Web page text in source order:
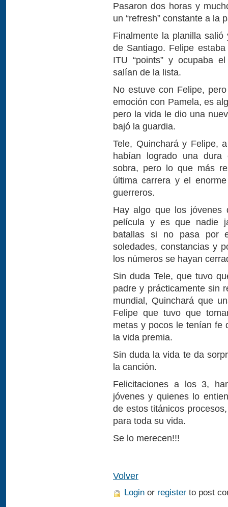
Pasaron dos horas y
un “refresh” constante a la
Finalmente la planilla
de Santiago. Felipe
ITU “points” y ocupaba
salían de la lista.
No estuve con Felipe,
emoción con Pamela, es
pero la vida le dio una
bajó la guardia.
Tele, Quinchará y Felipe,
habían logrado una
sobra, pero lo que más
última carrera y el
guerreros.
Hay algo que los jóvenes
película y es que nadie
batallas si no pasa por
soledades, constancias y
los números se hayan
Sin duda Tele, que tuvo
padre y prácticamente sin
mundial, Quinchará que
Felipe que tuvo que
metas y pocos le tenían fe
la vida premia.
Sin duda la vida te da
la canción.
Felicitaciones a los 3,
jóvenes y quienes lo
de estos titánicos
para toda su vida.
Se lo merecen!!!
Volver
Login or register to post